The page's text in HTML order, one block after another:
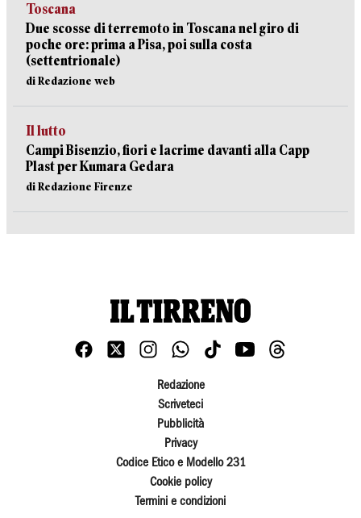
Toscana
Due scosse di terremoto in Toscana nel giro di
poche ore: prima a Pisa, poi sulla costa
(settentrionale)
di Redazione web
Il lutto
Campi Bisenzio, fiori e lacrime davanti alla Capp
Plast per Kumara Gedara
di Redazione Firenze
Redazione
Scriveteci
Pubblicità
Privacy
Codice Etico e Modello 231
Cookie policy
Termini e condizioni